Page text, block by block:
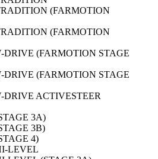
(FARMOTION
(FARMOTION
(FARMOTION STAGE
(FARMOTION STAGE
ACTIVESTEER
3A)
3B)
4)
LEVEL